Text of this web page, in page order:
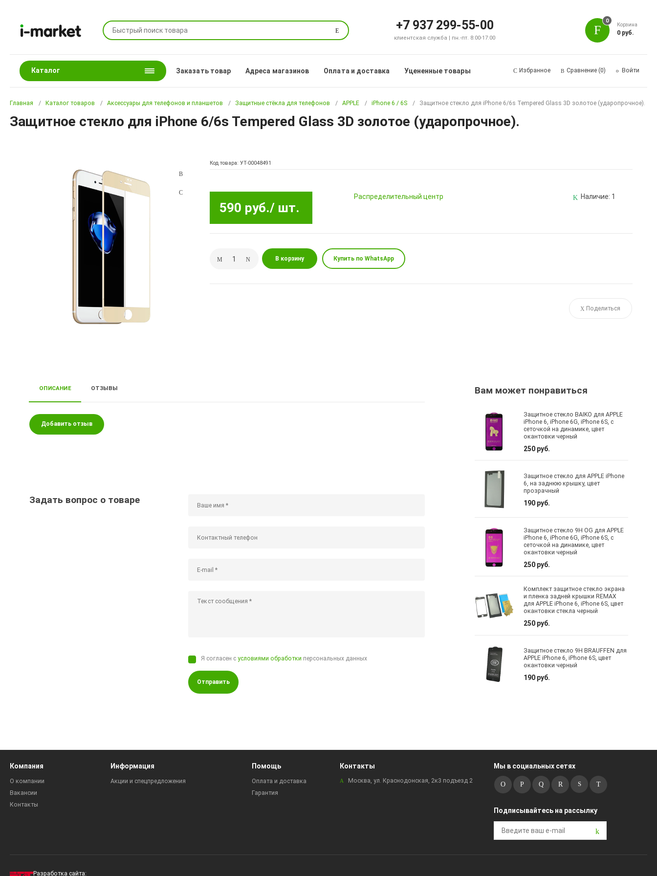
Поиск +7 937 299-55-00
клиентская служба | пн.-пт. 8:00-17:00
0
Корзина
0 руб.
Каталог Заказать товар Адреса магазинов Оплата и доставка Уцененные товары Избранное Сравнение (0) Войти
Главная Каталог товаров Аксессуары для телефонов и планшетов Защитные стёкла для телефонов APPLE iPhone 6 / 6S Защитное стекло для iPhone 6/6s Tempered Glass 3D золотое (ударопрочное).
Защитное стекло для iPhone 6/6s Tempered Glass 3D золотое (ударопрочное).
Код товара: УТ-00048491
590 руб./ шт.
Pаспределительный центр Наличие: 1
В корзину Купить по WhatsApp
Поделиться
ОПИСАНИЕ ОТЗЫВЫ
Добавить отзыв
Задать вопрос о товаре
Я согласен сусловиями обработки персональных данных
Отправить
Вам может понравиться
Защитное стекло BAIKO для APPLE
iPhone 6, iPhone 6G, iPhone 6S, с
сеточкой на динамике, цвет
окантовки черный
250 руб.
Защитное стекло для APPLE iPhone
6, на заднюю крышку, цвет
прозрачный
190 руб.
Защитное стекло 9H OG для APPLE
iPhone 6, iPhone 6G, iPhone 6S, с
сеточкой на динамике, цвет
окантовки черный
250 руб.
Комплект защитное стекло экрана
и пленка задней крышки REMAX
для APPLE iPhone 6, iPhone 6S, цвет
окантовки стекла черный
250 руб.
Защитное стекло 9H BRAUFFEN для
APPLE iPhone 6, iPhone 6S, цвет
окантовки черный
190 руб.
Компания
О компании
Вакансии
Контакты
Информация
Акции и спецпредложения
Помощь
Оплата и доставка
Гарантия
Контакты
Москва, ул. Краснодонская, 2к3 подъезд 2
Мы в социальных сетях
Подписывайтесь на рассылку
Разработка сайта: